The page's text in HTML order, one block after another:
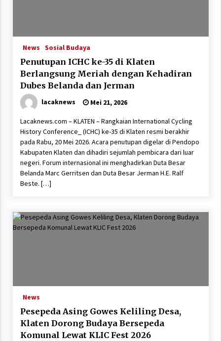
News Sosial Budaya
Penutupan ICHC ke-35 di Klaten
Berlangsung Meriah dengan Kehadiran
Dubes Belanda dan Jerman
lacaknews Mei 21, 2026
Lacaknews.com – KLATEN – Rangkaian International Cycling
History Conference_ (ICHC) ke-35 di Klaten resmi berakhir
pada Rabu, 20 Mei 2026. Acara penutupan digelar di Pendopo
Kabupaten Klaten dan dihadiri sejumlah pembicara dari luar
negeri. Forum internasional ini menghadirkan Duta Besar
Belanda Marc Gerritsen dan Duta Besar Jerman H.E. Ralf
Beste. […]
News
Pesepeda Asing Gowes Keliling Desa,
Klaten Dorong Budaya Bersepeda
Komunal Lewat KLIC Fest 2026